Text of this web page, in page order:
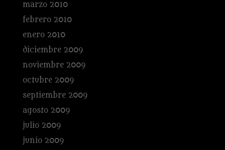
marzo 2010
febrero 2010
enero 2010
diciembre 2009
noviembre 2009
octubre 2009
septiembre 2009
agosto 2009
julio 2009
junio 2009